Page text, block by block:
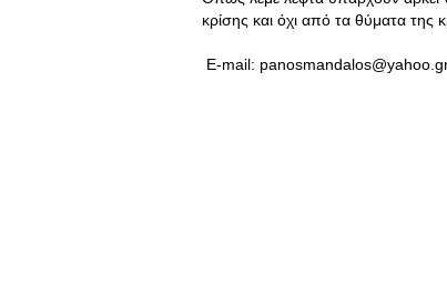
κρίσης και όχι από τα θύματα της
E-mail: